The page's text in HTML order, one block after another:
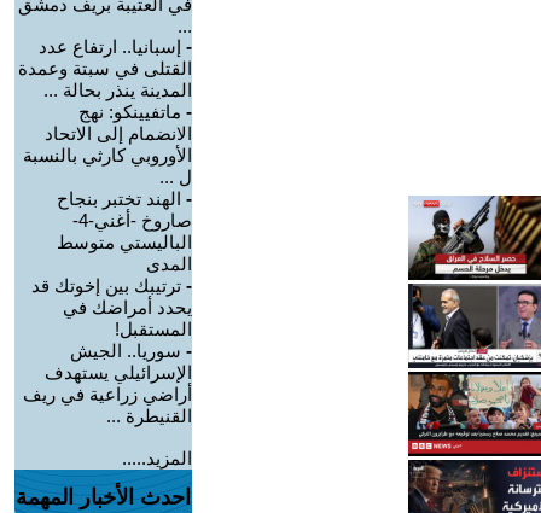
في العتيبة بريف دمشق
...
- إسبانيا.. ارتفاع عدد
القتلى في سبتة وعمدة
المدينة ينذر بحالة ...
- ماتفيينكو: نهج
الانضمام إلى الاتحاد
الأوروبي كارثي بالنسبة
ل ...
- الهند تختبر بنجاح
صاروخ -أغني-4-
الباليستي متوسط
المدى
- ترتيبك بين إخوتك قد
يحدد أمراضك في
المستقبل!
- سوريا.. الجيش
الإسرائيلي يستهدف
أراضي زراعية في ريف
القنيطرة ...
المزيد.....
احدث الأخبار المهمة